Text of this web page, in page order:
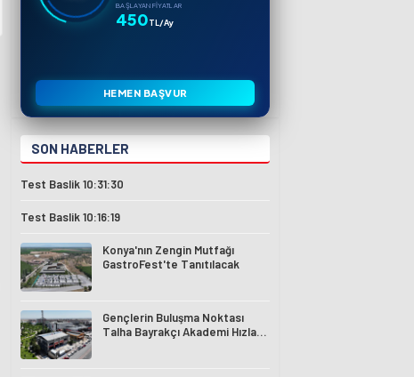
BAŞLAYAN FIYATLAR
450TL/Ay
HEMEN BAŞVUR
SON HABERLER
Test Baslik 10:31:30
Test Baslik 10:16:19
Konya'nın Zengin Mutfağı
GastroFest'te Tanıtılacak
Gençlerin Buluşma Noktası
Talha Bayrakçı Akademi Hızla